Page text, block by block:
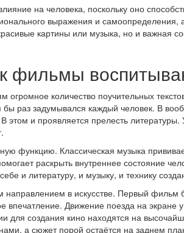
на человека, поскольку оно
выражения и самоопределения,
картины или музыка, но и важная
фильмы
огромное количество поучительных
раз задумывался каждый человек. В
и проявляется прелесть литературы.
функцию. Классическая музыка
раскрыть внутреннее состояние
и литературу, и музыку, и технику
в искусстве. Первый фильм
впечатление. Движение поезда на экране
для создания кино находятся на
а сюжет порой остаётся на заднем